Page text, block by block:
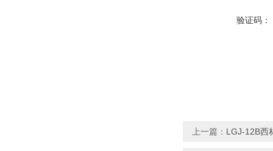
验证码：
上一篇： LGJ-12B西